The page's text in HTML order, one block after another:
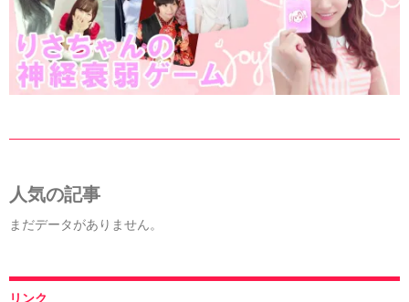
人気の記事
まだデータがありません。
リンク